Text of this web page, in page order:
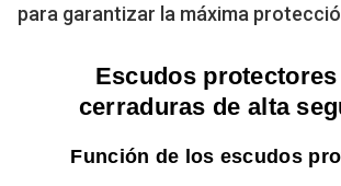
para garantizar la máxima
Escudos
cerraduras de alta
Función de los escudos